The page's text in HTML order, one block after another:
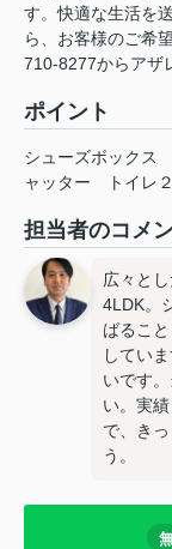
す。快適な生活を
ら、お客様のご希
710-8277からアザ
ポイント
シューズボックス
ャッター
トイレ
担当者のコメ
広々と
4LDK。
ばるこ
してい
いです
い。実
で、き
う。